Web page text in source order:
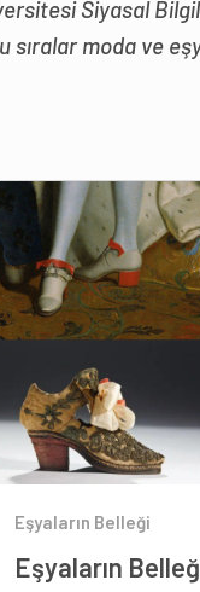
Siyasal
sıralar moda ve
Eşyaların Belleği
Eşyaların